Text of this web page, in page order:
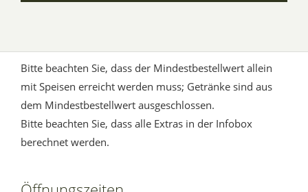
Bitte beachten Sie, dass der Mindestbestellwert allein
mit Speisen erreicht werden muss; Getränke sind aus
dem Mindestbestellwert ausgeschlossen.
Bitte beachten Sie, dass alle Extras in der Infobox
berechnet werden.